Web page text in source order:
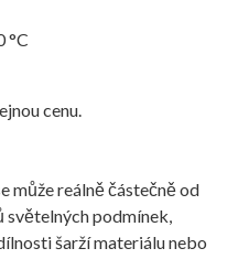
°C
cenu.
může reálně částečně od
podmínek,
šarží materiálu nebo